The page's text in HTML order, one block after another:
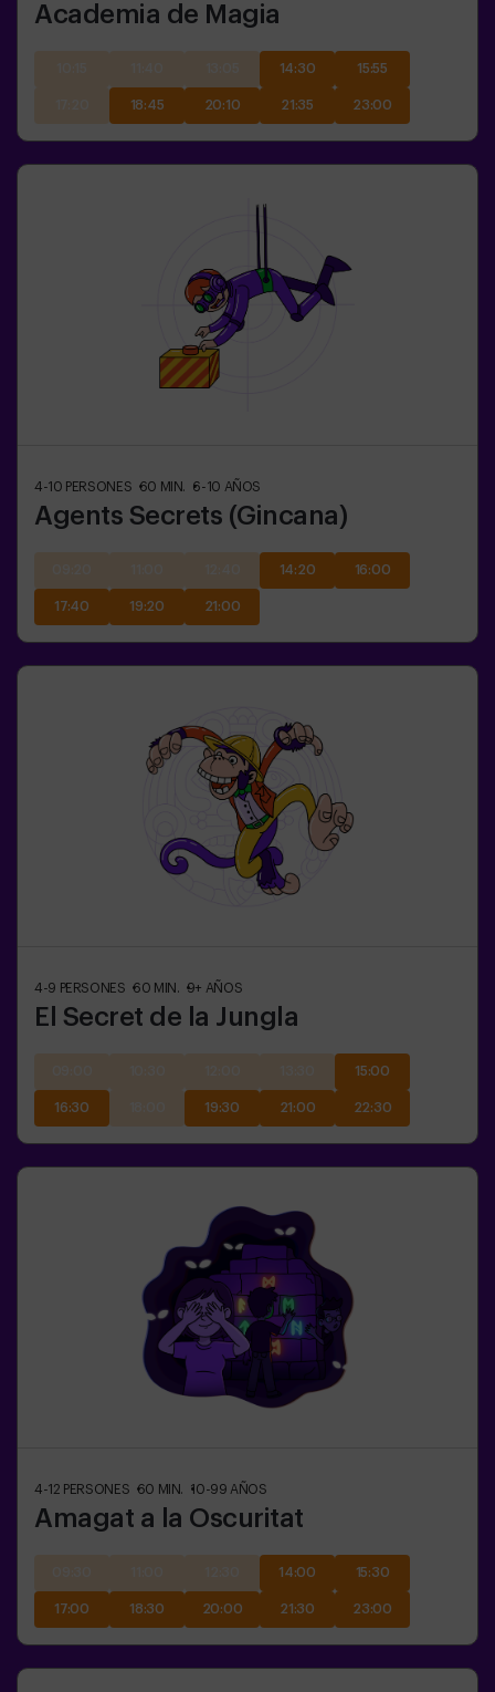
Academia de Magia
14:30 15:55
18:45 20:10 21:35 23:00
4-10 PERSONES 60 MIN. 6-10 AÑOS
Agents Secrets (Gincana)
14:20 16:00
17:40 19:20 21:00
4-9 PERSONES 60 MIN. 9+ AÑOS
El Secret de la Jungla
15:00
16:30 19:30 21:00 22:30
4-12 PERSONES 60 MIN. 10-99 AÑOS
Amagat a la Oscuritat
14:00 15:30
17:00 18:30 20:00 21:30 23:00